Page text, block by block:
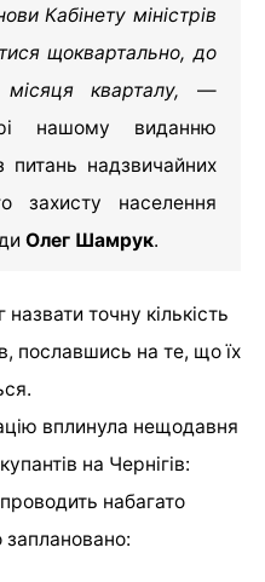
Кабінету міністрів
щоквартально, до
кварталу, —
нашому виданню
питань надзвичайних
захисту населення
Олег Шамрук.
точну кількість
пославшись на те, що їх
вплинула нещодавня
на Чернігів:
набагато